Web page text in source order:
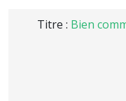
Titre : Bien